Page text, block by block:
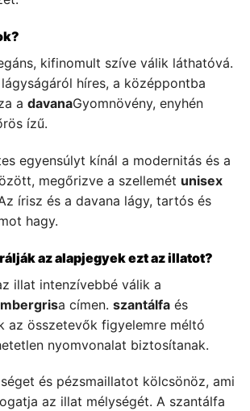
kifinomult szíve válik láthatóvá.
híres, a középpontba
a davanaGyomnövény, enyhén
ízű.
egyensúlyt kínál a modernitás és a
megőrizve a szellemét unisex
írisz és a davana lágy, tartós és
hagy.
az alapjegyek ezt az illatot?
illat intenzívebbé válik a
a címen. szantálfa és
az összetevők figyelemre méltó
nyomvonalat biztosítanak.
és pézsmaillatot kölcsönöz, ami
az illat mélységét. A szantálfa